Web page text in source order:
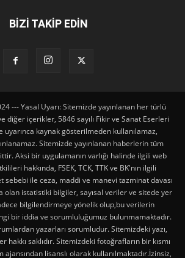
BİZİ TAKİP EDİN
--- Yasal Uyarı: Sitemizde yayınlanan her türlü
diğer içerikler, 5846 sayılı Fikir ve Sanat Eserleri
uyarınca kaynak gösterilmeden kullanılamaz,
Sitemizde yayınlanan haberlerin tüm
Aksi bir uygulamanın varlığı halinde ilgili web
hakkında, FSEK, TCK, TTK ve BK'nın ilgili
ile ceza, maddi ve manevi tazminat davası
olan istatistiki bilgiler, sayısal veriler ve sitede yer
bilgilendirmeye yönelik olup,bu verilerin
bir iddia ve sorumluluğumuz bulunmamaktadır.
yazarları sorumludur. Sitemizdeki yazı,
hakkı saklıdır. Sitemizdeki fotoğrafların bir kısmı
lisanslı olarak kullanılmaktadır.İzinsiz,